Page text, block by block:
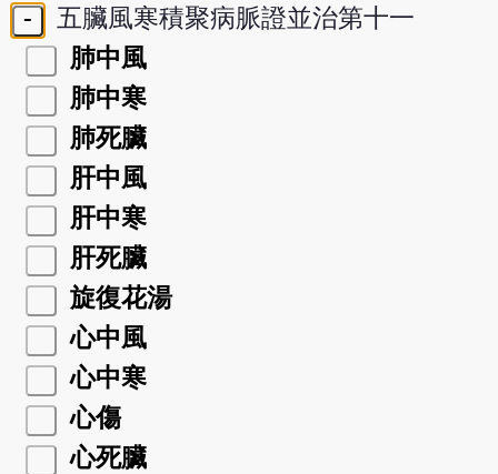
-
五臟風寒積聚病脈證並治第十一
肺中風
肺中寒
肺死臟
肝中風
肝中寒
肝死臟
旋復花湯
心中風
心中寒
心傷
心死臟